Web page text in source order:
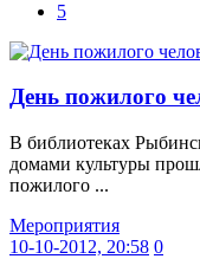
5
День пожилого
В библиотеках
домами культуры
пожилого ...
Мероприятия
10-10-2012, 20:58 0